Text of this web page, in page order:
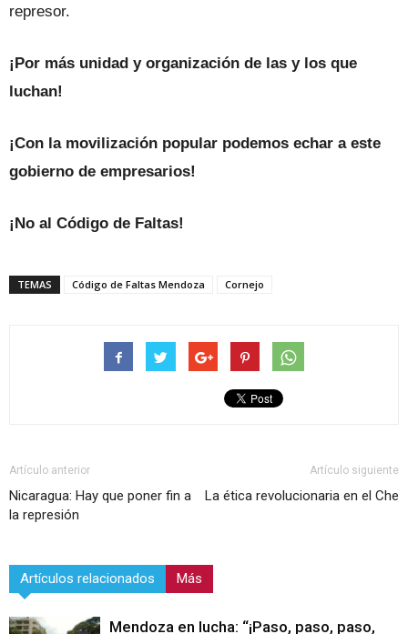
represor.
¡Por más unidad y organización de las y los que
luchan!
¡Con la movilización popular podemos echar a este
gobierno de empresarios!
¡No al Código de Faltas!
TEMAS Código de Faltas Mendoza Cornejo
Artículo anterior
Nicaragua: Hay que poner fin a
la represión
Artículo siguiente
La ética revolucionaria en el Che
Artículos relacionados Más
Mendoza en lucha: “¡Paso, paso, paso,